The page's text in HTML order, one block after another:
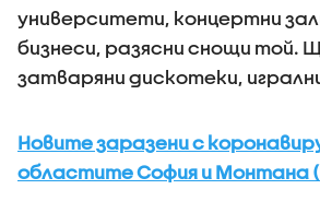
университети, концертни
бизнеси, разясни снощи той.
затваряни дискотеки,
Новите заразени с
областите София и Монтана